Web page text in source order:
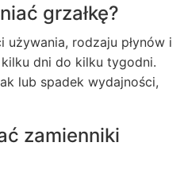
grzałkę?
rodzaju płynów i
dni do kilku tygodni.
lub spadek wydajności,
zamienniki